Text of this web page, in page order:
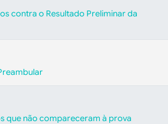
contra o Resultado Preliminar da
que não compareceram à prova